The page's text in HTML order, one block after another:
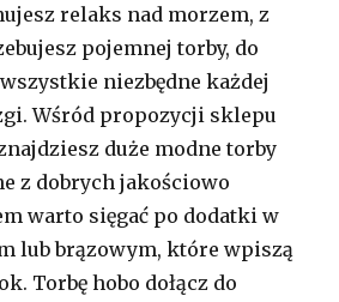
relaks nad morzem, z
pojemnej torby, do
niezbędne każdej
Wśród propozycji sklepu
duże modne torby
z dobrych jakościowo
warto sięgać po dodatki w
lub brązowym, które wpiszą
Torbę hobo dołącz do